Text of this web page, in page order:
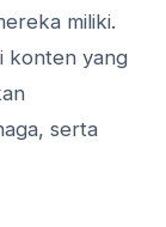
miliki.
konten yang
serta